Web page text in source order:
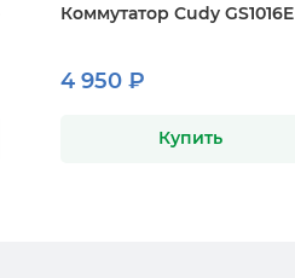
Коммутатор Cudy GS1016E
4 950 ₽
Купить